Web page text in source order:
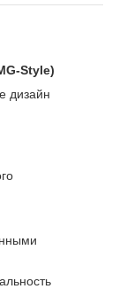
Style)
дизайн